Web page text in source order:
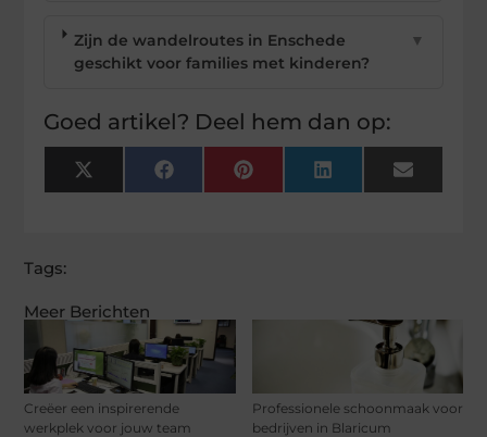
Meer Berichten
Creëer een inspirerende
werkplek voor jouw team
Professionele schoonmaak voor
bedrijven in Blaricum
Zijn de wandelroutes in Enschede
geschikt voor families met kinderen?
▼
Goed artikel? Deel hem dan op:
X
(Twitter)
FacebookPinterest LinkedIn Email
Tags: